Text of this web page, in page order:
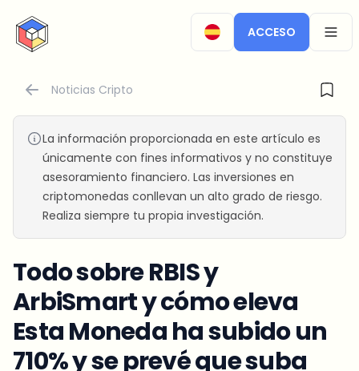
CryptoTicker
ACCESO
Noticias Cripto
La información proporcionada en este artículo es
únicamente con fines informativos y no constituye
asesoramiento financiero. Las inversiones en
criptomonedas conllevan un alto grado de riesgo.
Realiza siempre tu propia investigación.
Todo sobre RBIS y
ArbiSmart y cómo eleva
Esta Moneda ha subido un
710% y se prevé que suba